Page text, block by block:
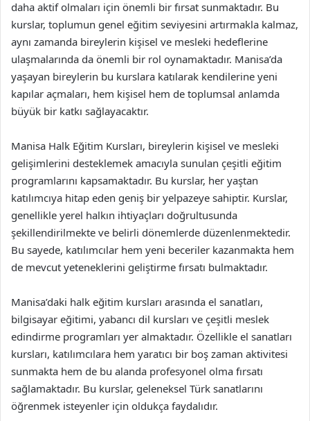
daha aktif olmaları için önemli bir fırsat sunmaktadır. Bu
kurslar, toplumun genel eğitim seviyesini artırmakla kalmaz,
aynı zamanda bireylerin kişisel ve mesleki hedeflerine
ulaşmalarında da önemli bir rol oynamaktadır. Manisa’da
yaşayan bireylerin bu kurslara katılarak kendilerine yeni
kapılar açmaları, hem kişisel hem de toplumsal anlamda
büyük bir katkı sağlayacaktır.
Manisa Halk Eğitim Kursları, bireylerin kişisel ve mesleki
gelişimlerini desteklemek amacıyla sunulan çeşitli eğitim
programlarını kapsamaktadır. Bu kurslar, her yaştan
katılımcıya hitap eden geniş bir yelpazeye sahiptir. Kurslar,
genellikle yerel halkın ihtiyaçları doğrultusunda
şekillendirilmekte ve belirli dönemlerde düzenlenmektedir.
Bu sayede, katılımcılar hem yeni beceriler kazanmakta hem
de mevcut yeteneklerini geliştirme fırsatı bulmaktadır.
Manisa’daki halk eğitim kursları arasında el sanatları,
bilgisayar eğitimi, yabancı dil kursları ve çeşitli meslek
edindirme programları yer almaktadır. Özellikle el sanatları
kursları, katılımcılara hem yaratıcı bir boş zaman aktivitesi
sunmakta hem de bu alanda profesyonel olma fırsatı
sağlamaktadır. Bu kurslar, geleneksel Türk sanatlarını
öğrenmek isteyenler için oldukça faydalıdır.